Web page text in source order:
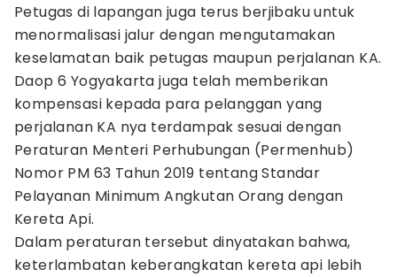
Petugas di lapangan juga terus berjibaku untuk
menormalisasi jalur dengan mengutamakan
keselamatan baik petugas maupun perjalanan KA.
Daop 6 Yogyakarta juga telah memberikan
kompensasi kepada para pelanggan yang
perjalanan KA nya terdampak sesuai dengan
Peraturan Menteri Perhubungan (Permenhub)
Nomor PM 63 Tahun 2019 tentang Standar
Pelayanan Minimum Angkutan Orang dengan
Kereta Api.
Dalam peraturan tersebut dinyatakan bahwa,
keterlambatan keberangkatan kereta api lebih